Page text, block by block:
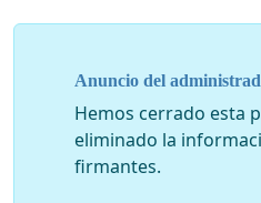
forma independiente, tal como lo
distorsión de la realidad (ej: no
por parte de la UE a partir del 1°
Uruguay y Venezuela serán
dificultad).
Anuncio del
Hemos cerrado esta
eliminado la
firmantes.